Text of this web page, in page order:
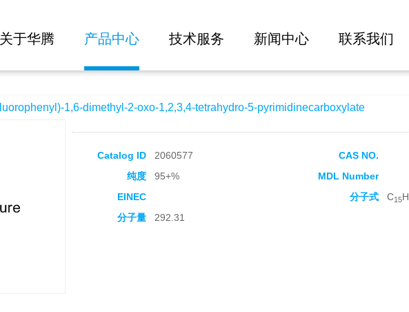
关于华腾 产品中心 技术服务 新闻中心 联系我们
2-oxo-1,2,3,4-tetrahydro-5-pyrimidinecarboxylate
1,6-dimethyl-2-oxo-1,2,3,4-tetrahydro-5-pyrimidinecarboxylate
Catalog ID 2060577
CAS NO.
纯度
95+%
MDL Number
EINEC
分子式 C15H
分子量 292.31